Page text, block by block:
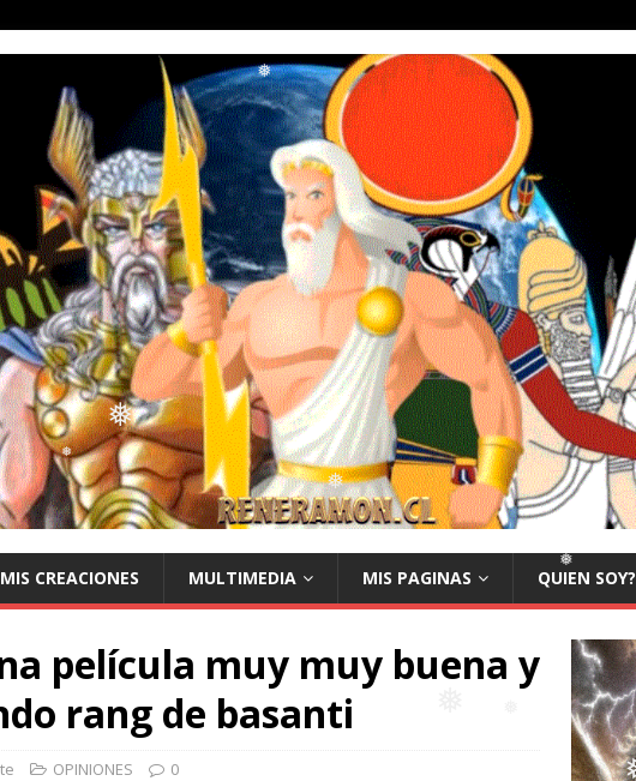
❅
❅
❅
❅
❅
MIS CREACIONES MULTIMEDIA MIS PAGINAS QUIEN SOY?
película muy muy buena y
rang de basanti
OPINIONES 0